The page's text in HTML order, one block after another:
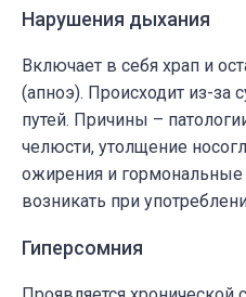
Нарушения дыхания
Включает в себя храп и
(апноэ). Происходит из-за
путей. Причины –
челюсти, утолщение
ожирения и
возникать при
Гиперсомния